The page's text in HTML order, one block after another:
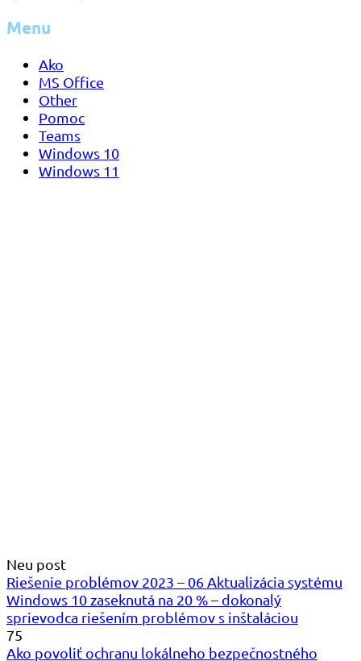
Menu
Ako
MS Office
Other
Pomoc
Teams
Windows 10
Windows 11
Neu post
Riešenie problémov 2023 – 06 Aktualizácia systému
Windows 10 zaseknutá na 20 % – dokonalý
sprievodca riešením problémov s inštaláciou
75
Ako povoliť ochranu lokálneho bezpečnostného